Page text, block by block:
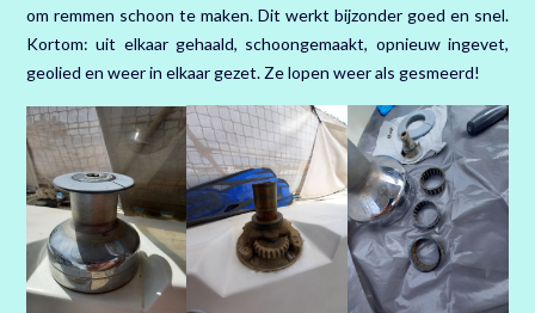
om remmen schoon te maken. Dit werkt bijzonder goed en snel.
Kortom: uit elkaar gehaald, schoongemaakt, opnieuw ingevet,
geolied en weer in elkaar gezet. Ze lopen weer als gesmeerd!